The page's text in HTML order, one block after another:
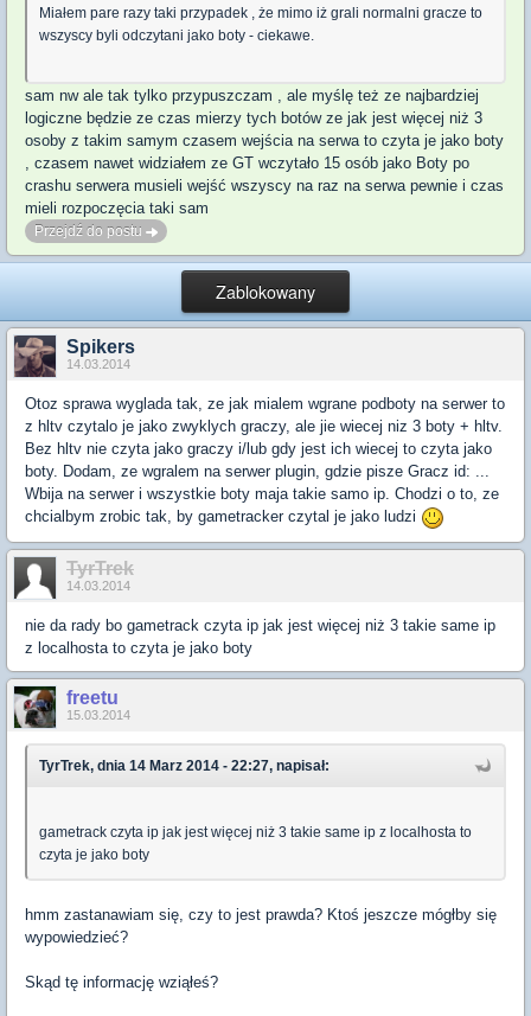
Miałem pare razy taki przypadek , że mimo iż grali normalni gracze to
wszyscy byli odczytani jako boty - ciekawe.
sam nw ale tak tylko przypuszczam , ale myślę też ze najbardziej
logiczne będzie ze czas mierzy tych botów ze jak jest więcej niż 3
osoby z takim samym czasem wejścia na serwa to czyta je jako boty
, czasem nawet widziałem ze GT wczytało 15 osób jako Boty po
crashu serwera musieli wejść wszyscy na raz na serwa pewnie i czas
mieli rozpoczęcia taki sam
Przejdź do postu
Zablokowany
Spikers
14.03.2014
Otoz sprawa wyglada tak, ze jak mialem wgrane podboty na serwer to
z hltv czytalo je jako zwyklych graczy, ale jie wiecej niz 3 boty + hltv.
Bez hltv nie czyta jako graczy i/lub gdy jest ich wiecej to czyta jako
boty. Dodam, ze wgralem na serwer plugin, gdzie pisze Gracz id: ...
Wbija na serwer i wszystkie boty maja takie samo ip. Chodzi o to, ze
chcialbym zrobic tak, by gametracker czytal je jako ludzi
TyrTrek
14.03.2014
nie da rady bo gametrack czyta ip jak jest więcej niż 3 takie same ip
z localhosta to czyta je jako boty
freetu
15.03.2014
TyrTrek, dnia 14 Marz 2014 - 22:27, napisał:
gametrack czyta ip jak jest więcej niż 3 takie same ip z localhosta to
czyta je jako boty
hmm zastanawiam się, czy to jest prawda? Ktoś jeszcze mógłby się
wypowiedzieć?
Skąd tę informację wziąłeś?